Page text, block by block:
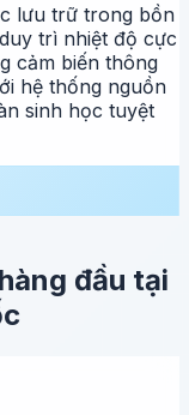
lưu trữ trong bồn
trì nhiệt độ cực
cảm biến thông
hệ thống nguồn
sinh học tuyệt
đầu tại